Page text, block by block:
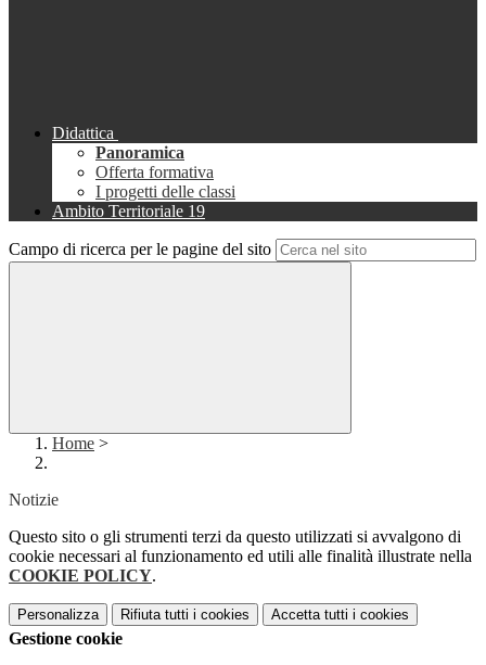
Didattica
Panoramica
Offerta formativa
I progetti delle classi
Ambito Territoriale 19
Campo di ricerca per le pagine del sito
Home >
Notizie
Questo sito o gli strumenti terzi da questo utilizzati si avvalgono di
cookie necessari al funzionamento ed utili alle finalità illustrate nella
COOKIE POLICY.
Personalizza Rifiuta tutti i cookies Accetta tutti i cookies
Gestione cookie